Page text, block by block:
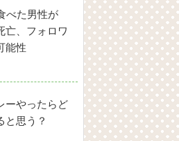
べた男性が
亡、フォロワ
能性
ーやったらど
と思う？